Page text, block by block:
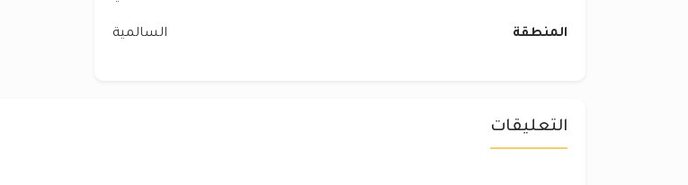
المنطقة السالمية
التعليقات